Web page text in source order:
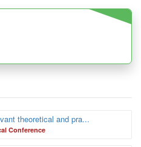
theoretical and pra...
Conference